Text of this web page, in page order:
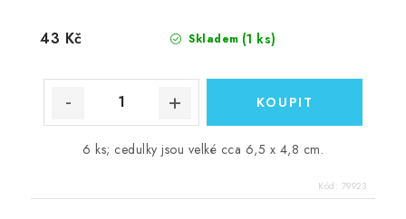
Skladem (1 ks)
43 Kč
6 ks; cedulky jsou velké cca 6,5 x 4,8 cm.
Kód: 79923